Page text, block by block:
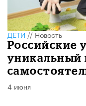
ДЕТИ//Новость
Российские
уникальный
4 июня